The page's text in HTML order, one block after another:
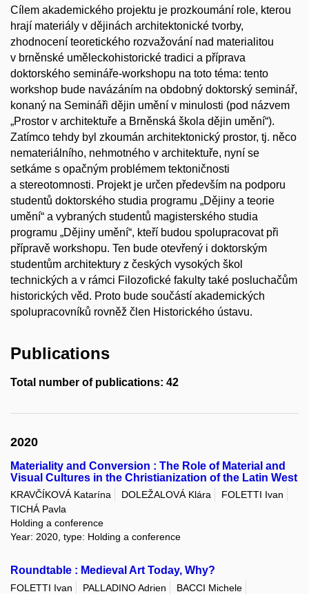
Cílem akademického projektu je prozkoumání role, kterou
hrají materiály v dějinách architektonické tvorby,
zhodnocení teoretického rozvažování nad materialitou
v brněnské uměleckohistorické tradici a příprava
doktorského semináře-workshopu na toto téma: tento
workshop bude navázáním na obdobný doktorský seminář,
konaný na Semináři dějin umění v minulosti (pod názvem
„Prostor v architektuře a Brněnská škola dějin umění“).
Zatímco tehdy byl zkoumán architektonický prostor, tj. něco
nemateriálního, nehmotného v architektuře, nyní se
setkáme s opačným problémem tektoničnosti
a stereotomnosti. Projekt je určen především na podporu
studentů doktorského studia programu „Dějiny a teorie
umění“ a vybraných studentů magisterského studia
programu „Dějiny umění“, kteří budou spolupracovat při
přípravě workshopu. Ten bude otevřený i doktorským
studentům architektury z českých vysokých škol
technických a v rámci Filozofické fakulty také posluchačům
historických věd. Proto bude součástí akademických
spolupracovníků rovněž člen Historického ústavu.
Publications
Total number of publications: 42
2020
Materiality and Conversion : The Role of Material and
Visual Cultures in the Christianization of the Latin West
KRAVČÍKOVÁ Katarína DOLEŽALOVÁ Klára
FOLETTI Ivan
TICHÁ Pavla
Holding a conference
Year: 2020, type: Holding a conference
Roundtable : Medieval Art Today, Why?
FOLETTI Ivan PALLADINO Adrien
BACCI Michele